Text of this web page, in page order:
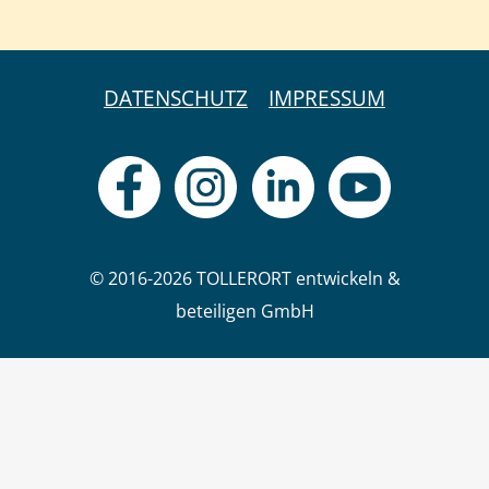
DATENSCHUTZ IMPRESSUM
© 2016-2026 TOLLERORT entwickeln &
beteiligen GmbH